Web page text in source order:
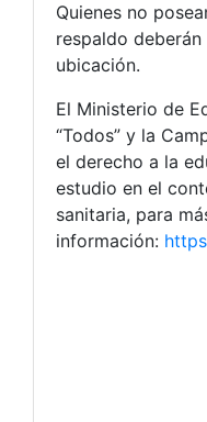
Quienes no
respaldo
ubicación.
El Ministerio de
“Todos” y la
el derecho a la
estudio en el
sanitaria, para
información: